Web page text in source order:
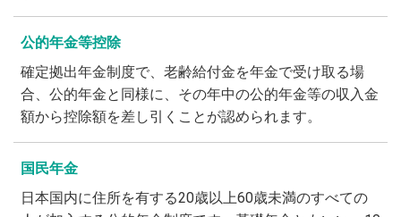
公的年金等控除
確定拠出年金制度で、老齢給付金を年金で受け取る場
合、公的年金と同様に、その年中の公的年金等の収入金
額から控除額を差し引くことが認められます。
国民年金
日本国内に住所を有する20歳以上60歳未満のすべての